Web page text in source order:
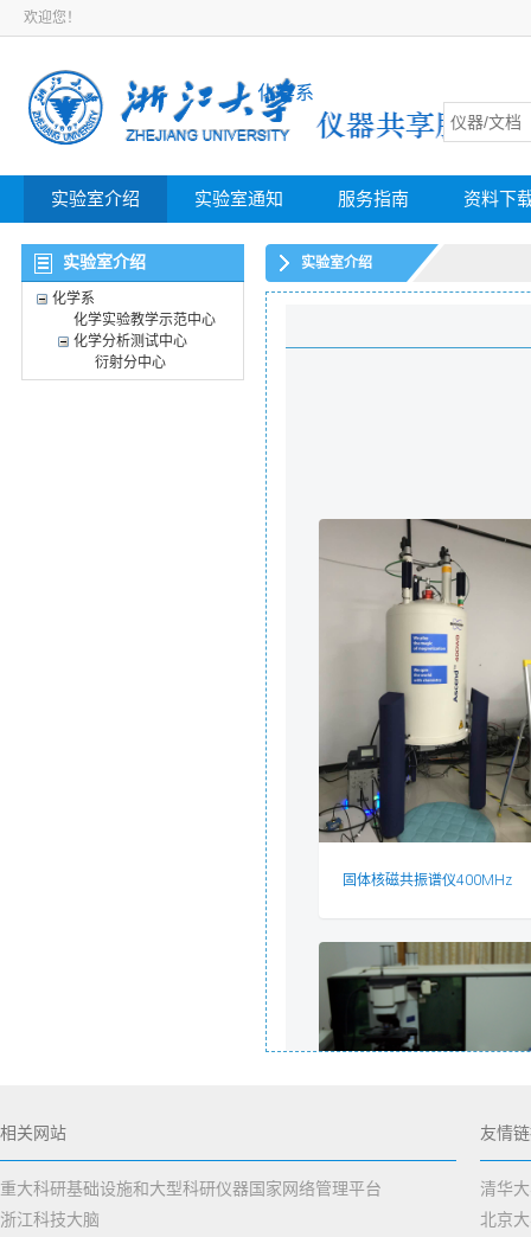
欢迎您！
化学系
实验室介绍 实验室通知 服务指南 资料下
实验室介绍
化学系
化学实验教学示范中心
化学分析测试中心
衍射分中心
实验室介绍
相关网站
重大科研基础设施和大型科研仪器国家网络管理平台
浙江科技大脑
友情
清华
北京